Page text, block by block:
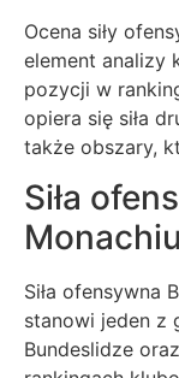
Ocena siły
element analizy
pozycji w
opiera się siła
także obszary,
Siła
Siła ofensywna
stanowi jeden z
Bundeslidze